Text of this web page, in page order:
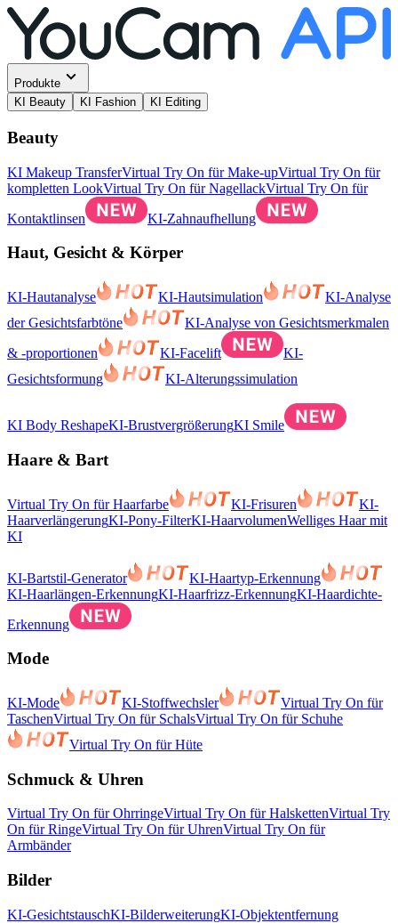
Produkte
KI Beauty
KI Fashion KI Editing
Beauty
KI Makeup TransferVirtual Try On für Make-upVirtual Try On für
kompletten LookVirtual Try On für NagellackVirtual Try On für
Kontaktlinsen
KI-Zahnaufhellung
Haut, Gesicht & Körper
KI-Hautanalyse KI-Hautsimulation
KI-Analyse
der Gesichtsfarbtöne
KI-Analyse von Gesichtsmerkmalen
& -proportionen
KI-Facelift
KI-
Gesichtsformung
KI-Alterungssimulation
KI Body ReshapeKI-BrustvergrößerungKI Smile
Haare & Bart
Virtual Try On für Haarfarbe KI-Frisuren
KI-
HaarverlängerungKI-Pony-FilterKI-HaarvolumenWelliges Haar mit
KI
KI-Bartstil-Generator
KI-Haartyp-Erkennung
KI-Haarlängen-ErkennungKI-Haarfrizz-ErkennungKI-Haardichte-
Erkennung
Mode
KI-Mode KI-Stoffwechsler
Virtual Try On für
TaschenVirtual Try On für SchalsVirtual Try On für Schuhe
Virtual Try On für Hüte
Schmuck & Uhren
Virtual Try On für OhrringeVirtual Try On für HalskettenVirtual Try
On für RingeVirtual Try On für UhrenVirtual Try On für
Armbänder
Bilder
KI-GesichtstauschKI-BilderweiterungKI-Objektentfernung